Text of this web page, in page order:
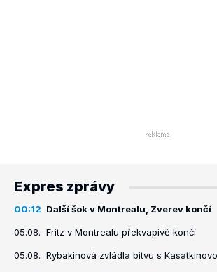
Expres zprávy
00:12 Další šok v Montrealu, Zverev končí
05.08. Fritz v Montrealu překvapivě končí
05.08. Rybakinová zvládla bitvu s